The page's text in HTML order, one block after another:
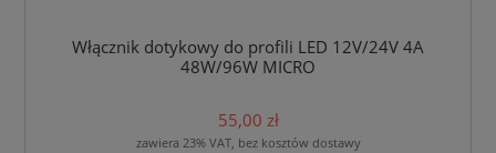
Włącznik dotykowy do profili LED 12V/24V 4A
48W/96W MICRO
55,00 zł
zawiera 23% VAT, bez kosztów dostawy